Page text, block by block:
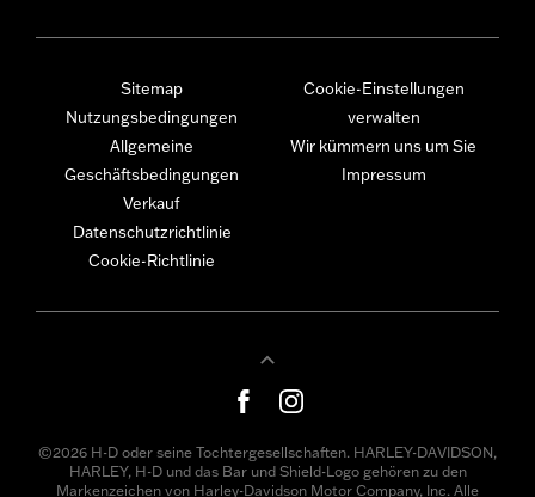
Sitemap
Nutzungsbedingungen
Allgemeine
Geschäftsbedingungen
Verkauf
Datenschutzrichtlinie
Cookie-Richtlinie
Cookie-Einstellungen
verwalten
Wir kümmern uns um Sie
Impressum
©2026 H-D oder seine Tochtergesellschaften. HARLEY-DAVIDSON,
HARLEY, H-D und das Bar und Shield-Logo gehören zu den
Markenzeichen von Harley-Davidson Motor Company, Inc. Alle